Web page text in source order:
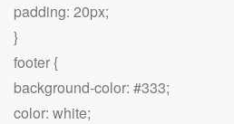
padding: 20px;
}
footer {
background-color: #333;
color: white;